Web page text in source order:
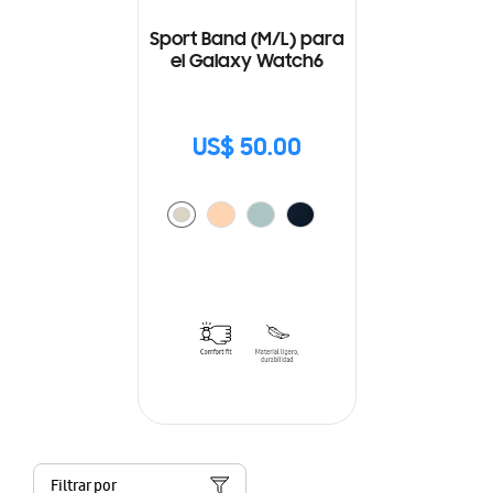
Sport Band (M/L) para
el Galaxy Watch6
US$ 50.00
Filtrar por